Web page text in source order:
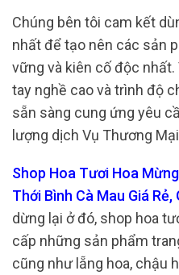
Chúng bên tôi cam kết
nhất để tạo nên các sản
vững và kiên cố độc
tay nghề cao và trình độ
sẵn sàng cung ứng yêu
lượng dịch Vụ Thương
Shop Hoa Tươi Hoa
Thới Bình Cà Mau Giá
dừng lại ở đó, shop hoa
cấp những sản phẩm
cũng như lẵng hoa, chậu